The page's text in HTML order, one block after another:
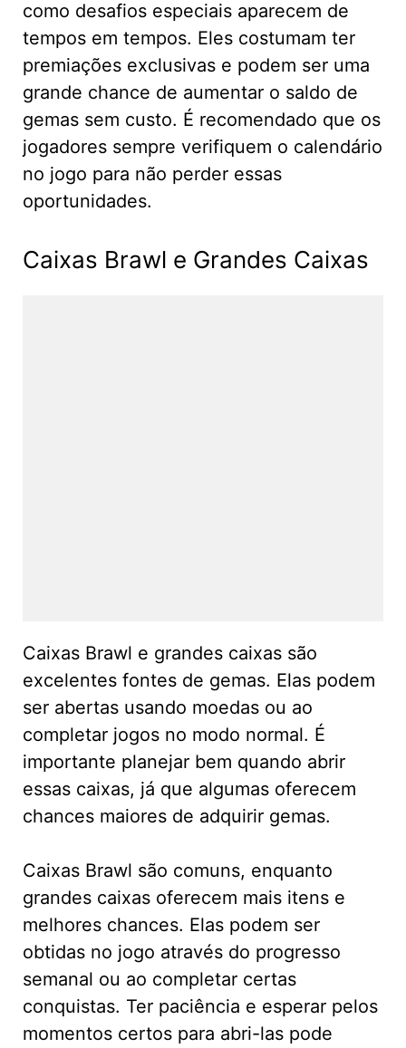
como desafios especiais aparecem de
tempos em tempos. Eles costumam ter
premiações exclusivas e podem ser uma
grande chance de aumentar o saldo de
gemas sem custo. É recomendado que os
jogadores sempre verifiquem o calendário
no jogo para não perder essas
oportunidades.
Caixas Brawl e Grandes Caixas
Caixas Brawl e grandes caixas são
excelentes fontes de gemas. Elas podem
ser abertas usando moedas ou ao
completar jogos no modo normal. É
importante planejar bem quando abrir
essas caixas, já que algumas oferecem
chances maiores de adquirir gemas.
Caixas Brawl são comuns, enquanto
grandes caixas oferecem mais itens e
melhores chances. Elas podem ser
obtidas no jogo através do progresso
semanal ou ao completar certas
conquistas. Ter paciência e esperar pelos
momentos certos para abri-las pode